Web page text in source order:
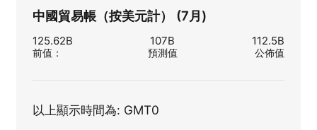
中國貿易帳（按美元計） (7月)
125.62B
前值 ：
107B
預測值
112.5B
公佈值
以上顯示時間為: GMT0